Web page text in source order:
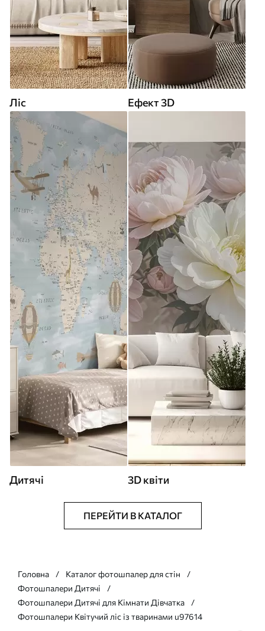
Ліс Ефект 3D
Дитячі 3D квіти
ПЕРЕЙТИ В КАТАЛОГ
Головна
Каталог фотошпалер для стін
Фотошпалери Дитячі
Фотошпалери Дитячі для Кімнати Дівчатка
Фотошпалери Квітучий ліс із тваринами u97614